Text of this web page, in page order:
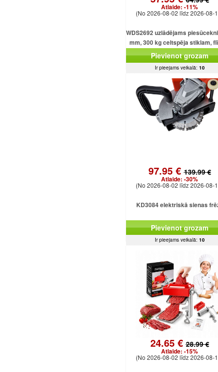
Atlaide: -11%
(No 2026-08-02 līdz 2026-08-
WDS2692 uzlādējams
mm, 300 kg celtspēja stiklam,
un loksnēm
Pievienot grozam
Ir pieejams veikalā: 10
97.95 €139.99 €
Atlaide: -30%
(No 2026-08-02 līdz 2026-08-
KD3084 elektriskā sienas
Pievienot grozam
Ir pieejams veikalā: 10
24.65 €28.99 €
Atlaide: -15%
(No 2026-08-02 līdz 2026-08-